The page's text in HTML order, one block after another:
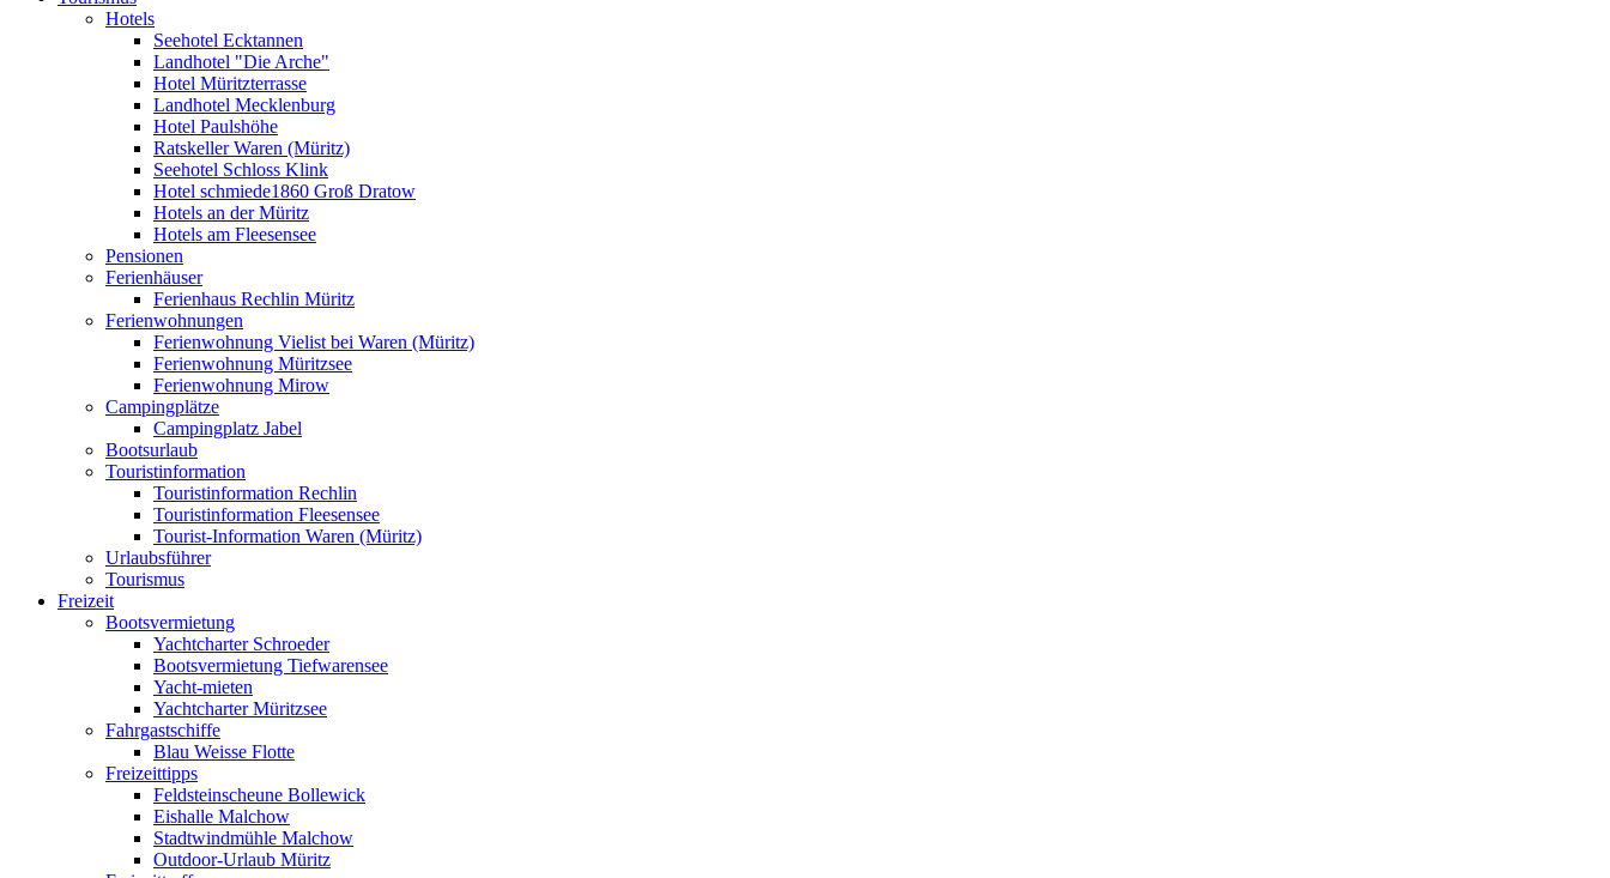
Hotels
Seehotel Ecktannen
Landhotel "Die Arche"
Hotel Müritzterrasse
Landhotel Mecklenburg
Hotel Paulshöhe
Ratskeller Waren (Müritz)
Seehotel Schloss Klink
Hotel schmiede1860 Groß Dratow
Hotels an der Müritz
Hotels am Fleesensee
Pensionen
Ferienhäuser
Ferienhaus Rechlin Müritz
Ferienwohnungen
Ferienwohnung Vielist bei Waren (Müritz)
Ferienwohnung Müritzsee
Ferienwohnung Mirow
Campingplätze
Campingplatz Jabel
Bootsurlaub
Touristinformation
Touristinformation Rechlin
Touristinformation Fleesensee
Tourist-Information Waren (Müritz)
Urlaubsführer
Tourismus
Freizeit
Bootsvermietung
Yachtcharter Schroeder
Bootsvermietung Tiefwarensee
Yacht-mieten
Yachtcharter Müritzsee
Fahrgastschiffe
Blau Weisse Flotte
Freizeittipps
Feldsteinscheune Bollewick
Eishalle Malchow
Stadtwindmühle Malchow
Outdoor-Urlaub Müritz